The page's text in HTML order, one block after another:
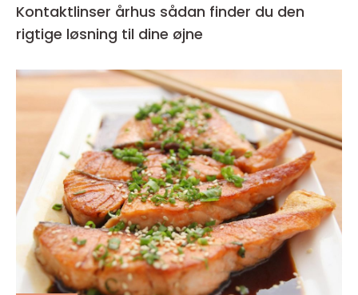
Kontaktlinser århus sådan finder du den
rigtige løsning til dine øjne